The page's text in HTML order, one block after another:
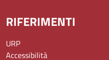
RIFERIMENTI
URP
Accessibilità